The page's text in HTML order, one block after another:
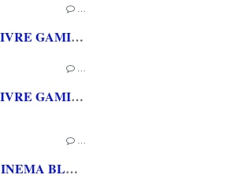
…
[REVUE LIVRE GAMING] PRESS START - Le Japon des jeux vidéo aux éditions NUINUI
…
[REVUE LIVRE GAMING] - RETRO - ARCADE CLASSICS - La grande histoire des bornes de jeux vidéo aux éditions CASA
…
[REVUE CINEMA BLU-RAY] LA TOUR DE GLACE